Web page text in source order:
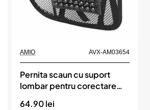
Momentan indisponibil
AMIO AVX-AM03654
Pernita scaun cu suport
lombar pentru corectare
64.90 lei